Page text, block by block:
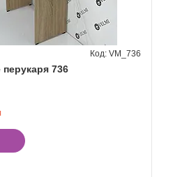
736
VM_736